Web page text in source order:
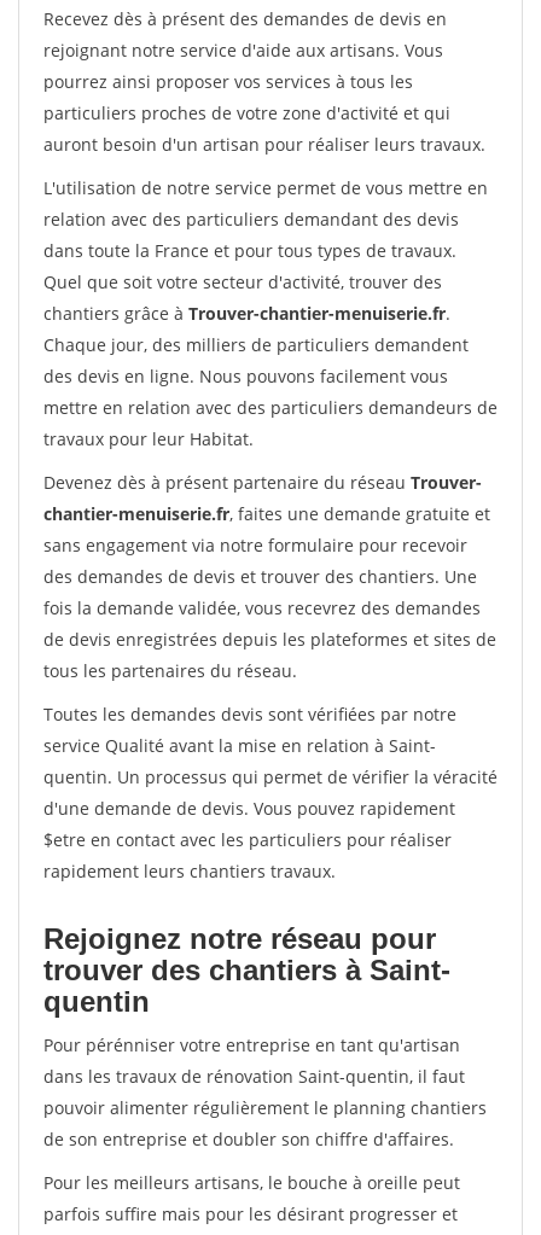
Recevez dès à présent des demandes de devis en
rejoignant notre service d'aide aux artisans. Vous
pourrez ainsi proposer vos services à tous les
particuliers proches de votre zone d'activité et qui
auront besoin d'un artisan pour réaliser leurs travaux.
L'utilisation de notre service permet de vous mettre en
relation avec des particuliers demandant des devis
dans toute la France et pour tous types de travaux.
Quel que soit votre secteur d'activité, trouver des
chantiers grâce à Trouver-chantier-menuiserie.fr.
Chaque jour, des milliers de particuliers demandent
des devis en ligne. Nous pouvons facilement vous
mettre en relation avec des particuliers demandeurs de
travaux pour leur Habitat.
Devenez dès à présent partenaire du réseau Trouver-
chantier-menuiserie.fr, faites une demande gratuite et
sans engagement via notre formulaire pour recevoir
des demandes de devis et trouver des chantiers. Une
fois la demande validée, vous recevrez des demandes
de devis enregistrées depuis les plateformes et sites de
tous les partenaires du réseau.
Toutes les demandes devis sont vérifiées par notre
service Qualité avant la mise en relation à Saint-
quentin. Un processus qui permet de vérifier la véracité
d'une demande de devis. Vous pouvez rapidement
$etre en contact avec les particuliers pour réaliser
rapidement leurs chantiers travaux.
Rejoignez notre réseau pour
trouver des chantiers à Saint-
quentin
Pour pérénniser votre entreprise en tant qu'artisan
dans les travaux de rénovation Saint-quentin, il faut
pouvoir alimenter régulièrement le planning chantiers
de son entreprise et doubler son chiffre d'affaires.
Pour les meilleurs artisans, le bouche à oreille peut
parfois suffire mais pour les désirant progresser et